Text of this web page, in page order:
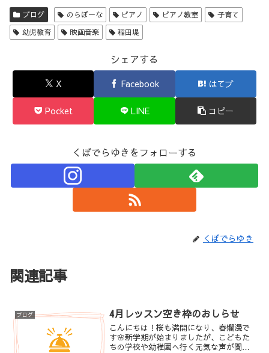
ブログ のらぼーな ピアノ ピアノ教室
子育て
幼児教育
映画音楽 稲田堤
シェアする
X Facebook はてブ
Pocket LINE コピー
くぼでらゆきをフォローする
くぼでらゆき
関連記事
ブログ 4月レッスン空き枠のおしらせ
こんにちは！桜も満開になり、春爛漫で
す🌸新学期が始まりましたが、こどもた
ちの学校や幼稚園へ行く元気な声が聞こ